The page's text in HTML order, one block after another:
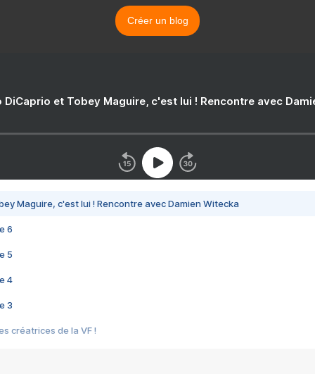
Créer un blog
DiCaprio et Tobey Maguire, c'est lui ! Rencontre avec
Maguire, c'est lui ! Rencontre avec Damien Witecka
6
5
4
3
créatrices de la VF !